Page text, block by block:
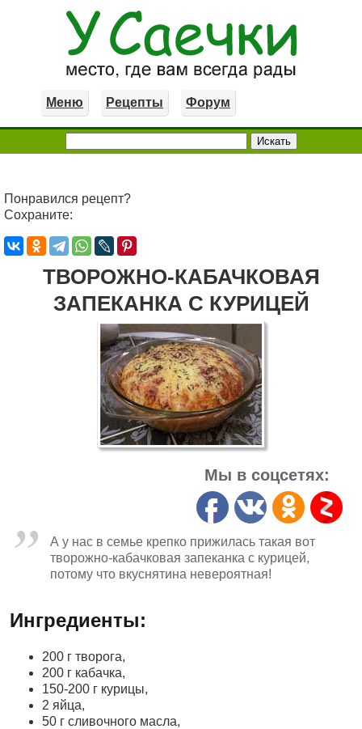
Меню Рецепты Форум
Понравился рецепт?
Сохраните:
ТВОРОЖНО-КАБАЧКОВАЯ
ЗАПЕКАНКА С КУРИЦЕЙ
Мы в соцсетях:
А у нас в семье крепко прижилась такая вот
творожно-кабачковая запеканка с курицей,
потому что вкуснятина невероятная!
Ингредиенты:
200 г творога,
200 г кабачка,
150-200 г курицы,
2 яйца,
50 г сливочного масла,